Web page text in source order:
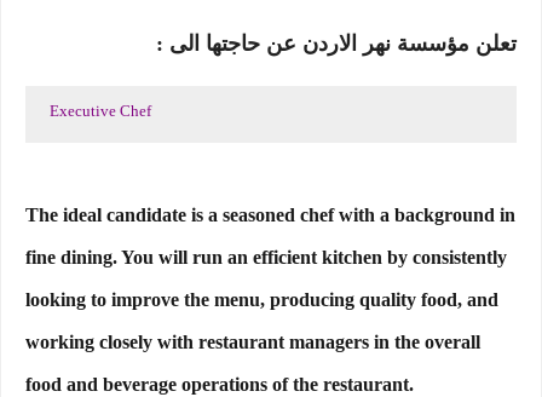
تعلن مؤسسة نهر الاردن عن حاجتها الى :
Executive Chef
The ideal candidate is a seasoned chef with a background in
fine dining. You will run an efficient kitchen by consistently
looking to improve the menu, producing quality food, and
working closely with restaurant managers in the overall
food and beverage operations of the restaurant.